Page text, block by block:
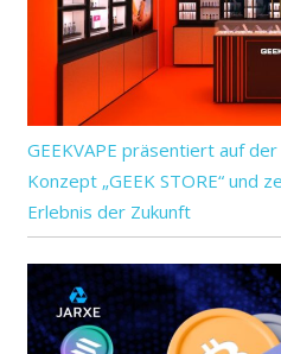
GEEKVAPE präsentiert auf
Konzept „GEEK STORE“ und
Erlebnis der Zukunft